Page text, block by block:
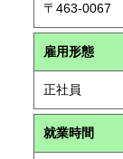
〒463-0067
雇用形態
正社員
就業時間